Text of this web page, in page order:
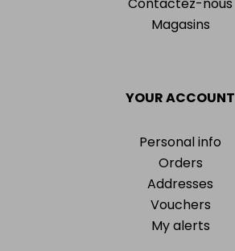
Magasins
YOUR ACCOUNT
Personal info
Orders
Addresses
Vouchers
My alerts